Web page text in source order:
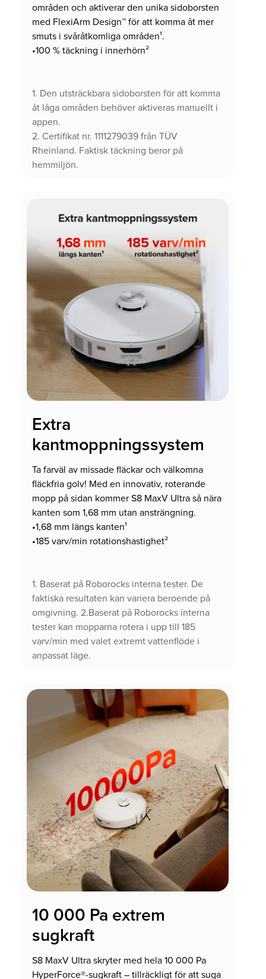
områden och aktiverar den unika sidoborsten
med FlexiArm Design™ för att komma åt mer
smuts i svåråtkomliga områden¹.
•100 % täckning i innerhörn²
1. Den utsträckbara sidoborsten för att komma
åt låga områden behöver aktiveras manuellt i
appen.
2. Certifikat nr. 1111279039 från TÜV
Rheinland. Faktisk täckning beror på
hemmiljön.
Extra
kantmoppningssystem
Ta farväl av missade fläckar och välkomna
fläckfria golv! Med en innovativ, roterande
mopp på sidan kommer S8 MaxV Ultra så nära
kanten som 1,68 mm utan ansträngning.
•1,68 mm längs kanten¹
•185 varv/min rotationshastighet²
1. Baserat på Roborocks interna tester. De
faktiska resultaten kan variera beroende på
omgivning. 2.Baserat på Roborocks interna
tester kan mopparna rotera i upp till 185
varv/min med valet extremt vattenflöde i
anpassat läge.
10 000 Pa extrem
sugkraft
S8 MaxV Ultra skryter med hela 10 000 Pa
HyperForce®-sugkraft – tillräckligt för att suga